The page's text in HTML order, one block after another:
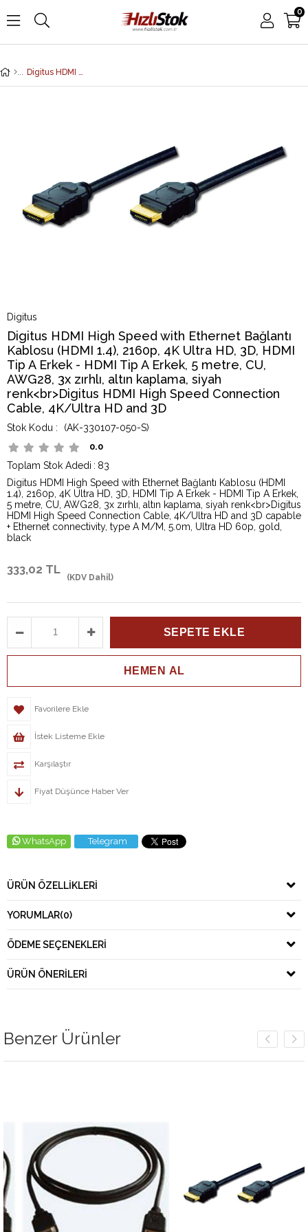
0
Digitus HDMI High Speed with Ethernet Bağlantı Kablosu (HDMI 1.4), 2160p, 4K Ultra HD, 3D, HDMI Tip A Erkek - HDMI Tip A Erkek, 5 metre, CU, AWG28, 3x zırhlı, altın kaplama, siyah renk<br>Digitus HDMI High Speed Connection Cable, 4K/Ultra HD and 3D
Digitus
Digitus HDMI High Speed with Ethernet Bağlantı
Kablosu (HDMI 1.4), 2160p, 4K Ultra HD, 3D, HDMI
Tip A Erkek - HDMI Tip A Erkek, 5 metre, CU,
AWG28, 3x zırhlı, altın kaplama, siyah
renk<br>Digitus HDMI High Speed Connection
Cable, 4K/Ultra HD and 3D
(AK-330107-050-S)
0.0
Toplam Stok Adedi : 83
Digitus HDMI High Speed with Ethernet Bağlantı Kablosu (HDMI
1.4), 2160p, 4K Ultra HD, 3D, HDMI Tip A Erkek - HDMI Tip A Erkek,
5 metre, CU, AWG28, 3x zırhlı, altın kaplama, siyah renk<br>Digitus
HDMI High Speed Connection Cable, 4K/Ultra HD and 3D capable
+ Ethernet connectivity, type A M/M, 5.0m, Ultra HD 60p, gold,
black
333,02 TL
(KDV Dahil)
Favorilere Ekle
İstek Listeme Ekle
Karşılaştır
Fiyat Düşünce Haber Ver
WhatsApp Telegram
ÜRÜN ÖZELLIKLERI
YORUMLAR(0)
ÖDEME SEÇENEKLERI
ÜRÜN ÖNERILERI
Benzer Ürünler